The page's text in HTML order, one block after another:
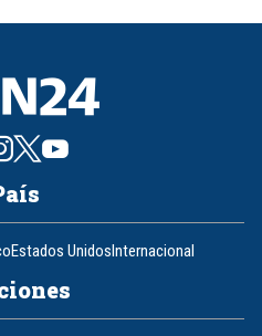
Estados UnidosInternacional